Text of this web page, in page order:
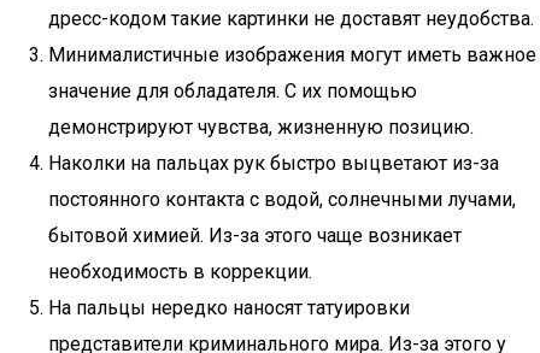
дресс-кодом такие картинки не доставят неудобства.
Минималистичные изображения могут иметь важное
значение для обладателя. С их помощью
демонстрируют чувства, жизненную позицию.
Наколки на пальцах рук быстро выцветают из-за
постоянного контакта с водой, солнечными лучами,
бытовой химией. Из-за этого чаще возникает
необходимость в коррекции.
На пальцы нередко наносят татуировки
представители криминального мира. Из-за этого у